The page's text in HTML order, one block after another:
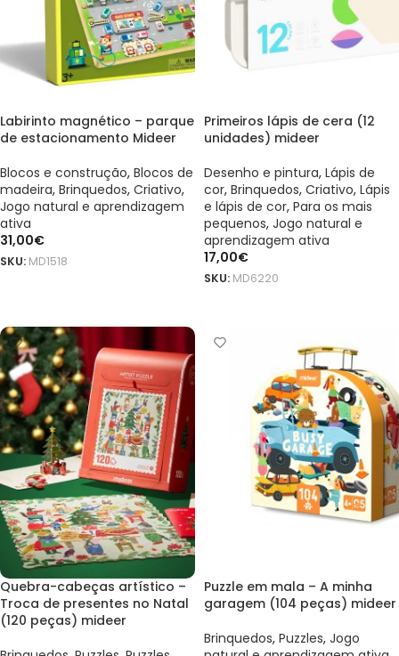
Labirinto magnético – parque
de estacionamento Mideer
Blocos e construção, Blocos de
madeira, Brinquedos, Criativo,
Jogo natural e aprendizagem
ativa
31,00€
SKU: MD1518
Primeiros lápis de cera (12
unidades) mideer
Desenho e pintura, Lápis de
cor, Brinquedos, Criativo, Lápis
e lápis de cor, Para os mais
pequenos, Jogo natural e
aprendizagem ativa
17,00€
SKU: MD6220
Quebra-cabeças artístico –
Troca de presentes no Natal
(120 peças) mideer
Puzzle em mala – A minha
garagem (104 peças) mideer
Brinquedos, Puzzles, Jogo